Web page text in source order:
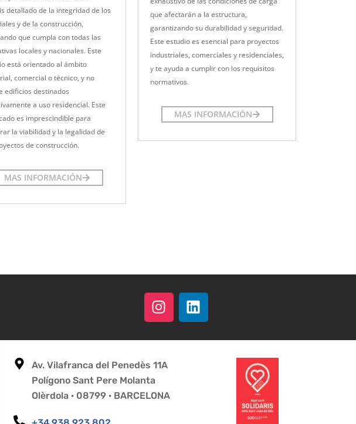
detallado de la integridad de los
y de la construcción,
que cumpla con todas las
locales y nacionales. Este
está orientado al ámbito
comercial o técnico, y no
edificios destinados
a uso residencial. Este
es imprescindible para
la viabilidad y la legalidad de
de construcción.
MAS INFORMACIÓN
que afectarán a la estructura,
garantizando su durabilidad y seguridad.
Este estudio es esencial para proyectos
industriales, comerciales y residenciales,
y te ayuda a cumplir con los requisitos
normativos.
MAS INFORMACIÓN
Av. Vilafranca del Penedès 11A
Polígono Sant Pere Molanta
Olèrdola · 08799 · BARCELONA